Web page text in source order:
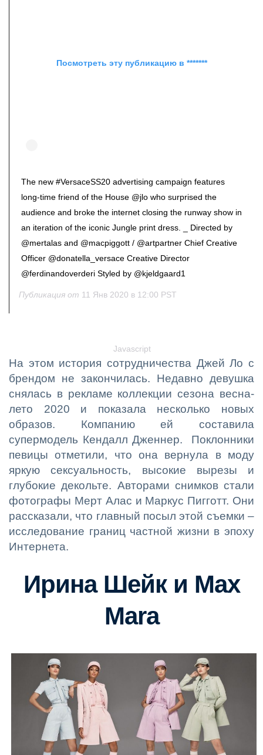
Посмотреть эту публикацию в *******
The new #VersaceSS20 advertising campaign features
long-time friend of the House @jlo who surprised the
audience and broke the internet closing the runway show in
an iteration of the iconic Jungle print dress. _ Directed by
@mertalas and @macpiggott / @artpartner Chief Creative
Officer @donatella_versace Creative Director
@ferdinandoverderi Styled by @kjeldgaard1
Публикация от 11 Янв 2020 в 12:00 PST
Javascript
На этом история сотрудничества Джей Ло с
брендом не закончилась. Недавно девушка
снялась в рекламе коллекции сезона весна-
лето 2020 и показала несколько новых
образов. Компанию ей составила
супермодель Кендалл Дженнер. Поклонники
певицы отметили, что она вернула в моду
яркую сексуальность, высокие вырезы и
глубокие декольте. Авторами снимков стали
фотографы Мерт Алас и Маркус Пигготт. Они
рассказали, что главный посыл этой съемки –
исследование границ частной жизни в эпоху
Интернета.
Ирина Шейк и Max
Mara